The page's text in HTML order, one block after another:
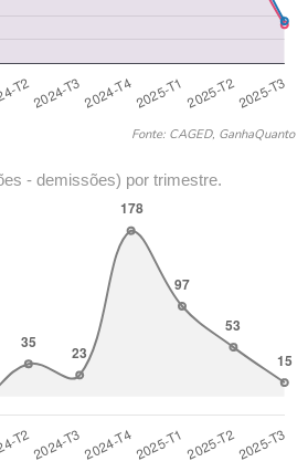
Fonte: CAGED, GanhaQuanto
- demissões) por trimestre.